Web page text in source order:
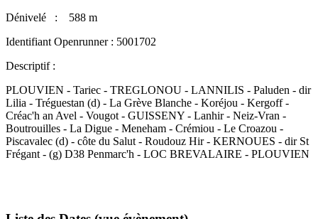
Dénivelé : 588 m
Identifiant Openrunner : 5001702
Descriptif :
PLOUVIEN - Tariec - TREGLONOU - LANNILIS - Paluden - dir
Lilia - Tréguestan (d) - La Grève Blanche - Koréjou - Kergoff -
Créac'h an Avel - Vougot - GUISSENY - Lanhir - Neiz-Vran -
Boutrouilles - La Digue - Meneham - Crémiou - Le Croazou -
Piscavalec (d) - côte du Salut - Roudouz Hir - KERNOUES - dir St
Frégant - (g) D38 Penmarc'h - LOC BREVALAIRE - PLOUVIEN